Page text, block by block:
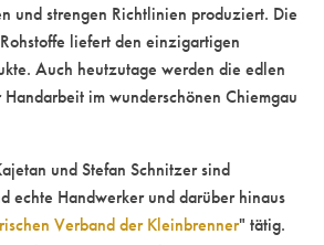
und strengen Richtlinien produziert. Die
liefert den einzigartigen
Auch heutzutage werden die edlen
im wunderschönen Chiemgau
und Stefan Schnitzer sind
echte Handwerker und darüber hinaus
Verband der Kleinbrenner" tätig.